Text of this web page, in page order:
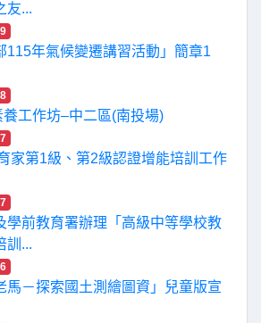
友...
115年氣候變遷講習活動」簡章1
工作坊–中二區(南投場)
家第1級、第2級認證增能培訓工作
學前教育署辦理「高級中等學校教
訓...
馬－探索國土測繪圖資」兒童版宣